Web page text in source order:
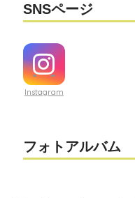
SNSページ
Instagram
フォトアルバム